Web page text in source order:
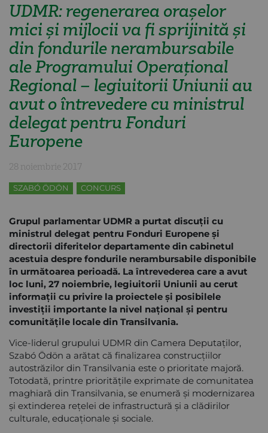
UDMR: regenerarea orașelor
mici și mijlocii va fi sprijinită și
din fondurile nerambursabile
ale Programului Operațional
Regional – legiuitorii Uniunii au
avut o întrevedere cu ministrul
delegat pentru Fonduri
Europene
28 noiembrie 2017
SZABÓ ÖDÖN CONCURS
Grupul parlamentar UDMR a purtat discuții cu
ministrul delegat pentru Fonduri Europene și
directorii diferitelor departamente din cabinetul
acestuia despre fondurile nerambursabile disponibile
în următoarea perioadă. La întrevederea care a avut
loc luni, 27 noiembrie, legiuitorii Uniunii au cerut
informații cu privire la proiectele și posibilele
investiții importante la nivel național și pentru
comunitățile locale din Transilvania.
Vice-liderul grupului UDMR din Camera Deputaților,
Szabó Ödön a arătat că finalizarea construcțiilor
autostrăzilor din Transilvania este o prioritate majoră.
Totodată, printre prioritățile exprimate de comunitatea
maghiară din Transilvania, se enumeră și modernizarea
și extinderea rețelei de infrastructură și a clădirilor
culturale, educaționale și sociale.